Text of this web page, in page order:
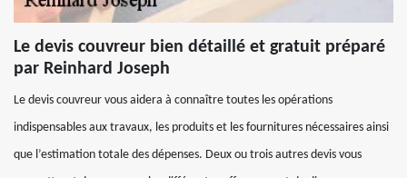
Le devis couvreur bien détaillé et gratuit préparé
par Reinhard Joseph
Le devis couvreur vous aidera à connaître toutes les opérations
indispensables aux travaux, les produits et les fournitures nécessaires ainsi
que l’estimation totale des dépenses. Deux ou trois autres devis vous